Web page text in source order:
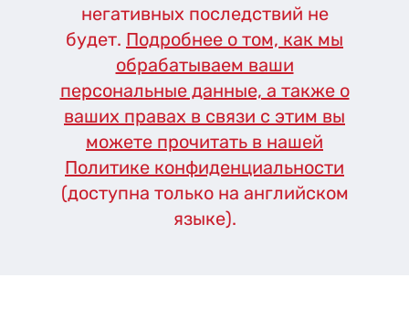
негативных последствий не
будет. Подробнее о том, как мы
обрабатываем ваши
персональные данные, а также о
ваших правах в связи с этим вы
можете прочитать в нашей
Политике конфиденциальности
(доступна только на английском
языке).